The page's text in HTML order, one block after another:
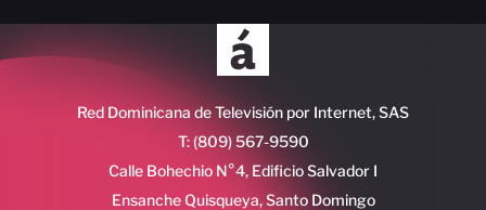
Red Dominicana de Televisión por Internet, SAS
T: (809) 567-9590
Calle Bohechio N°4, Edificio Salvador I
Ensanche Quisqueya, Santo Domingo